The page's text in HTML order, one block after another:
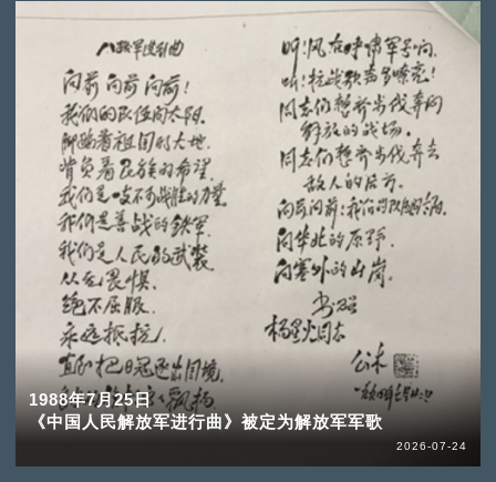
1988年7月25日
《中国人民解放军进行曲》被定为解放军军歌
2026-07-24